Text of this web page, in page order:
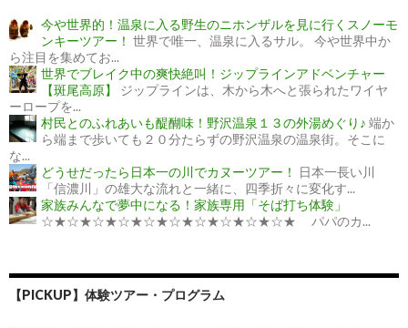
今や世界的！温泉に入る野生のニホンザルを見に行くスノーモ
ンキーツアー！ 世界で唯一、温泉に入るサル。 今や世界中か
ら注目を集めてお...
世界でブレイク中の爽快絶叫！ジップラインアドベンチャー
【斑尾高原】
ジップラインは、木から木へと張られたワイヤ
ーロープを...
村民とのふれあいも醍醐味！野沢温泉１３の外湯めぐり♪ 端か
ら端まで歩いても２０分たらずの野沢温泉の温泉街。そこに
な...
どうせだったら日本一の川でカヌーツアー！
日本一長い川
「信濃川」の雄大な流れと一緒に、四季折々に変化す...
家族みんなで夢中になる！家族専用「そば打ち体験」
☆★☆★☆★☆★☆★☆★☆★☆★☆★☆★ パパのカ...
【PICKUP】体験ツアー・プログラム